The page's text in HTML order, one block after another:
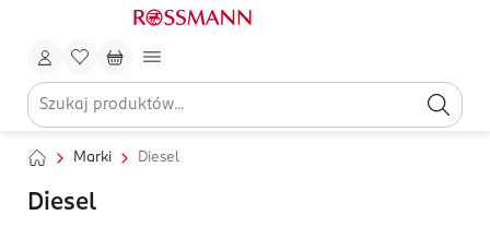
Marki Diesel
Diesel